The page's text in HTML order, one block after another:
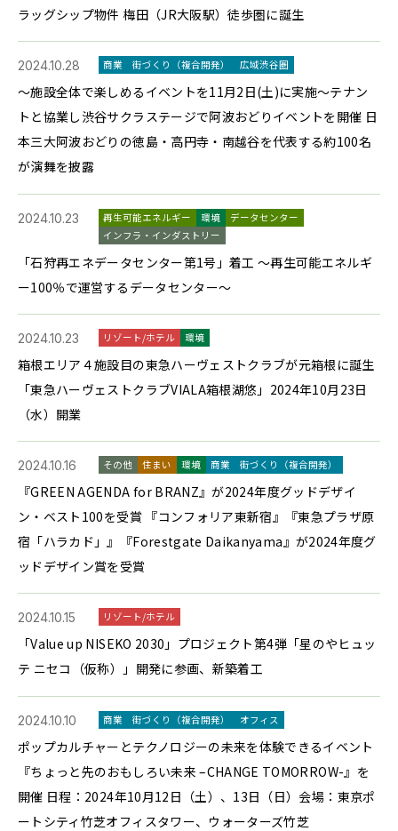
ラッグシップ物件 梅田（JR大阪駅）徒歩圏に誕生
2024.10.28 商業 街づくり（複合開発） 広域渋谷圏
～施設全体で楽しめるイベントを11月2日(土)に実施～テナン
トと協業し渋谷サクラステージで阿波おどりイベントを開催 日
本三大阿波おどりの徳島・高円寺・南越谷を代表する約100名
が演舞を披露
2024.10.23 再生可能エネルギー 環境
データセンター
インフラ・インダストリー
「石狩再エネデータセンター第1号」着工 ～再生可能エネルギ
ー100％で運営するデータセンター～
2024.10.23 リゾート/ホテル 環境
箱根エリア４施設目の東急ハーヴェストクラブが元箱根に誕生
「東急ハーヴェストクラブVIALA箱根湖悠」2024年10月23日
（水）開業
2024.10.16 その他 住まい 環境 商業 街づくり（複合開発）
『GREEN AGENDA for BRANZ』が2024年度グッドデザイ
ン・ベスト100を受賞 『コンフォリア東新宿』『東急プラザ原
宿「ハラカド」』『Forestgate Daikanyama』が2024年度グ
ッドデザイン賞を受賞
2024.10.15 リゾート/ホテル
「Value up NISEKO 2030」プロジェクト第4弾「星のやヒュッ
テ ニセコ（仮称）」開発に参画、新築着工
2024.10.10 商業 街づくり（複合開発） オフィス
ポップカルチャーとテクノロジーの未来を体験できるイベント
『ちょっと先のおもしろい未来 –CHANGE TOMORROW-』を
開催 日程：2024年10月12日（土）、13日（日）会場：東京ポ
ートシティ竹芝オフィスタワー、ウォーターズ竹芝